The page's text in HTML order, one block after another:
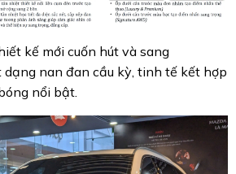
kế mới cuốn hút và sang
nan đan cầu kỳ, tinh tế kết hợp
nổi bật.